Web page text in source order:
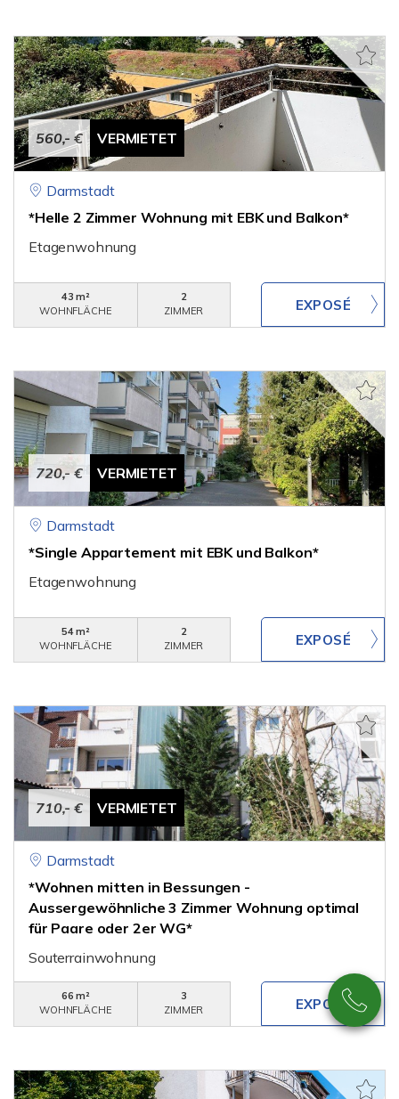
560,- € VERMIETET
Darmstadt
*Helle 2 Zimmer Wohnung mit EBK und Balkon*
Etagenwohnung
43 m²
WOHNFLÄCHE
2
ZIMMER
720,- € VERMIETET
Darmstadt
*Single Appartement mit EBK und Balkon*
Etagenwohnung
54 m²
WOHNFLÄCHE
2
ZIMMER
710,- € VERMIETET
Darmstadt
*Wohnen mitten in Bessungen -
Aussergewöhnliche 3 Zimmer Wohnung optimal
für Paare oder 2er WG*
Souterrainwohnung
66 m²
WOHNFLÄCHE
3
ZIMMER